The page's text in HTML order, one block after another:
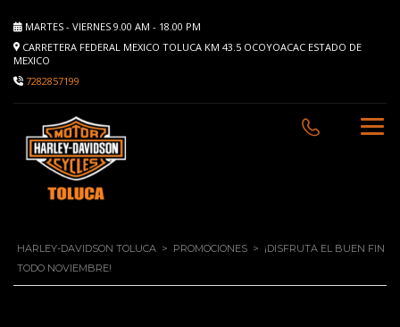
MARTES - VIERNES 9.00 AM - 18.00 PM
CARRETERA FEDERAL MEXICO TOLUCA KM 43.5 OCOYOACAC ESTADO DE
MEXICO
7282857199
HARLEY-DAVIDSON TOLUCA > PROMOCIONES > ¡DISFRUTA EL BUEN FIN
TODO NOVIEMBRE!